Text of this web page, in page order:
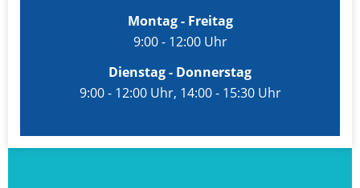
Montag - Freitag
9:00 - 12:00 Uhr
Dienstag - Donnerstag
9:00 - 12:00 Uhr, 14:00 - 15:30 Uhr